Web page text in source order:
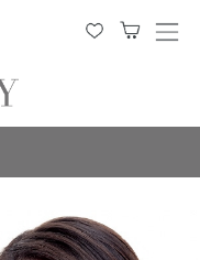
メ
開
る